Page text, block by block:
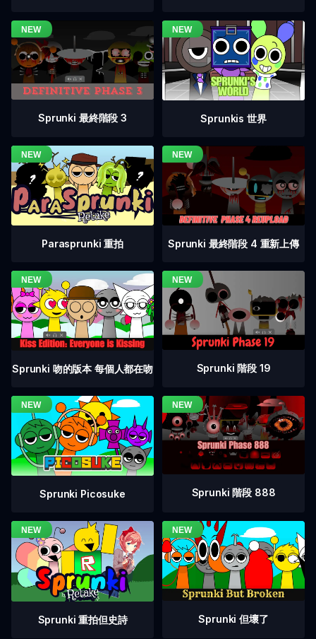
Sprunki 最終階段 3 Sprunkis 世界
Parasprunki 重拍 Sprunki 最終階段 4 重新上傳
Sprunki 吻的版本 每個人都在吻 Sprunki 階段 19
Sprunki Picosuke Sprunki 階段 888
Sprunki 重拍但史詩 Sprunki 但壞了